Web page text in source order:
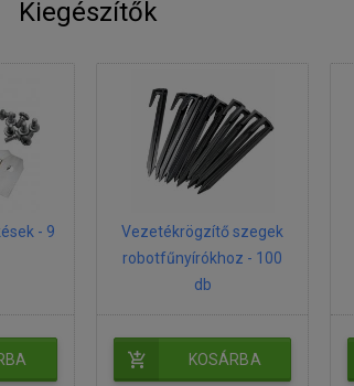
Kiegészítők
- 9
Vezetékrögzítő szegek
robotfűnyírókhoz - 100
db
KOSÁRBA